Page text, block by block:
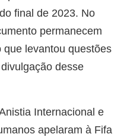
final de 2023. No
permanecem
levantou questões
desse
Internacional e
apelaram à Fifa